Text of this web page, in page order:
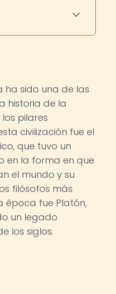
ha sido una de las
historia de la
pilares
civilización fue el
que tuvo un
en la forma en que
el mundo y su
filósofos más
época fue Platón,
un legado
los siglos.